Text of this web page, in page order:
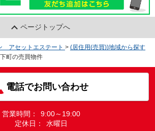
ページトップへ
アセットエステート > (居住用(売買))地域から探す
町の売買物件
電話でお問い合わせ
営業時間：
9:00～19:00
定休日：
水曜日